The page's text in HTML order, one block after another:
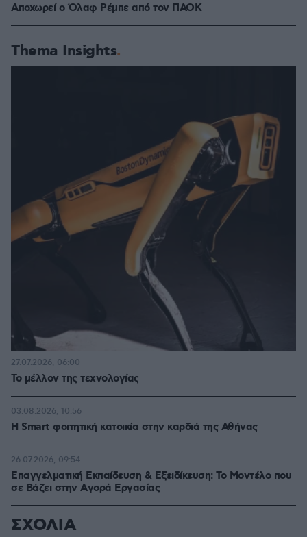
Αποχωρεί ο Όλαφ Ρέμπε από τον ΠΑΟΚ
Thema Insights
Το μέλλον της τεχνολογίας
27.07.2026, 06:00
Η Smart φοιτητική κατοικία στην καρδιά της Αθήνας
03.08.2026, 10:56
Επαγγελματική Εκπαίδευση & Εξειδίκευση: Το Mοντέλο που
σε Bάζει στην Aγορά Eργασίας
26.07.2026, 09:54
ΣΧΟΛΙΑ